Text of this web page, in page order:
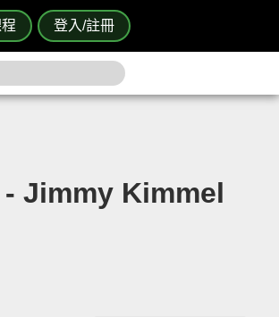
登入/註冊
- Jimmy Kimmel